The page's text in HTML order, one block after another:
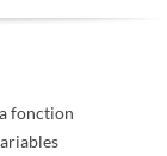
fonction